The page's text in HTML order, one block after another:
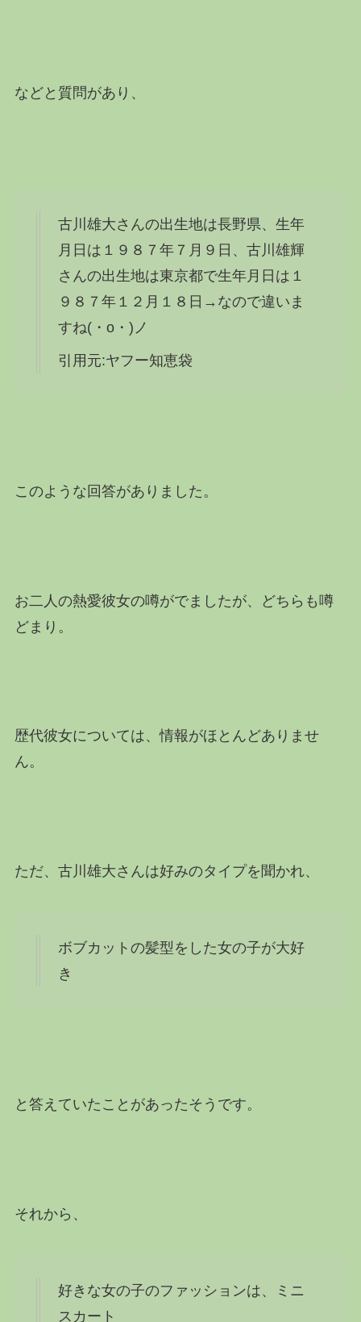
などと質問があり、
古川雄大さんの出生地は長野県、生年
月日は１９８７年７月９日、古川雄輝
さんの出生地は東京都で生年月日は１
９８７年１２月１８日→なので違いま
すね(・o・)ノ
引用元:ヤフー知恵袋
このような回答がありました。
お二人の熱愛彼女の噂がでましたが、どちらも噂
どまり。
歴代彼女については、情報がほとんどありませ
ん。
ただ、古川雄大さんは好みのタイプを聞かれ、
ボブカットの髪型をした女の子が大好
き
と答えていたことがあったそうです。
それから、
好きな女の子のファッションは、
ミニ
スカート